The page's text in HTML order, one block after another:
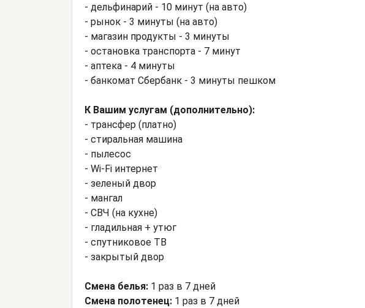
- дельфинарий - 10 минут (на авто)
- рынок - 3 минуты (на авто)
- магазин продукты - 3 минуты
- остановка транспорта - 7 минут
- аптека - 4 минуты
- банкомат Сбербанк - 3 минуты пешком
К Вашим услугам (дополнительно):
- трансфер (платно)
- стиральная машина
- пылесос
- Wi-Fi интернет
- зеленый двор
- мангал
- СВЧ (на кухне)
- гладильная + утюг
- спутниковое ТВ
- закрытый двор
Смена белья: 1 раз в 7 дней
Смена полотенец: 1 раз в 7 дней